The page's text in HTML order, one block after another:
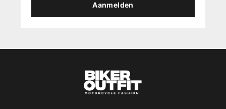
Aanmelden